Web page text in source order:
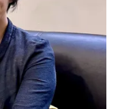
看，這邊是兩個報